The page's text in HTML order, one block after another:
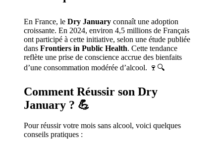
En France, le Dry January connaît une adoption
croissante. En 2024, environ 4,5 millions de Français
ont participé à cette initiative, selon une étude publiée
dans Frontiers in Public Health. Cette tendance
reflète une prise de conscience accrue des bienfaits
d’une consommation modérée d’alcool. 🍷🔍
Comment Réussir son Dry
January ? 💪
Pour réussir votre mois sans alcool, voici quelques
conseils pratiques :